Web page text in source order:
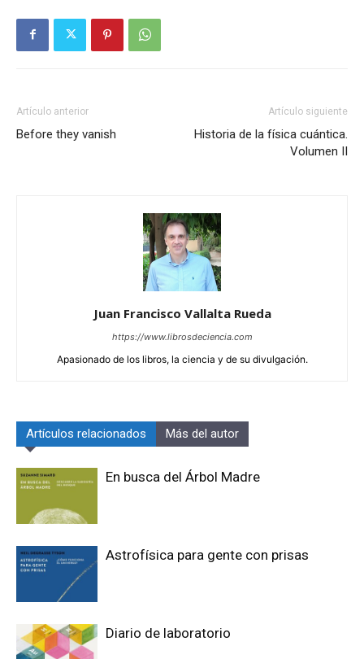
Artículo anterior
Before they vanish
Artículo siguiente
Historia de la física cuántica.
Volumen II
Juan Francisco Vallalta Rueda
https://www.librosdeciencia.com
Apasionado de los libros, la ciencia y de su divulgación.
Artículos relacionados Más del autor
En busca del Árbol Madre
Astrofísica para gente con prisas
Diario de laboratorio